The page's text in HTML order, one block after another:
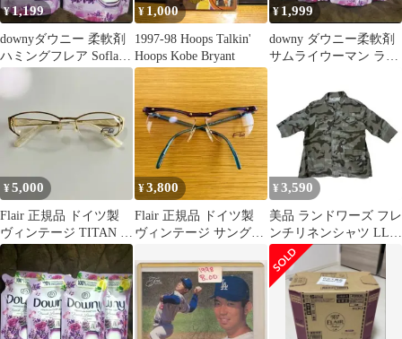
¥1,199
downyダウニー 柔軟剤
ハミングフレア Soflan
FAFA P&G
¥ 1,000
1997-98 Hoops Talkin'
Hoops Kobe Bryant
¥ 1,999
downy ダウニー柔軟剤
サムライウーマン ラン
¥5,000
Flair 正規品 ドイツ製
ヴィンテージ TITAN 眼
鏡 フレアー メガネ
¥3,800
Flair 正規品 ドイツ製
ヴィンテージ サングラ
ネ
¥ 3,590
美品 ランドワーズ フレ
ンチリネンシャツ LL
カモフラ柄 迷彩 麻100
半袖